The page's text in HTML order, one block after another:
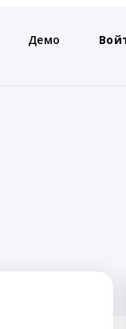
Демо